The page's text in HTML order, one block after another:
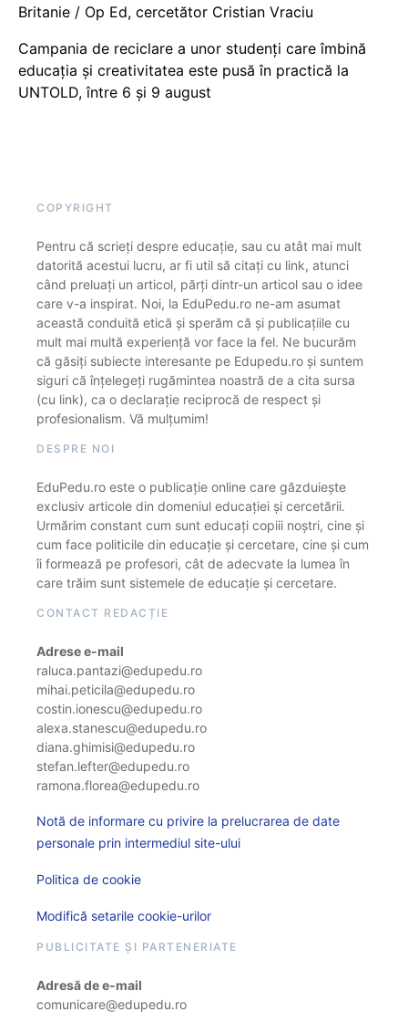
Britanie / Op Ed, cercetător Cristian Vraciu
Campania de reciclare a unor studenți care îmbină
educația și creativitatea este pusă în practică la
UNTOLD, între 6 și 9 august
COPYRIGHT
Pentru că scrieți despre educație, sau cu atât mai mult
datorită acestui lucru, ar fi util să citați cu link, atunci
când preluați un articol, părți dintr-un articol sau o idee
care v-a inspirat. Noi, la EduPedu.ro ne-am asumat
această conduită etică și sperăm că și publicațiile cu
mult mai multă experiență vor face la fel. Ne bucurăm
că găsiți subiecte interesante pe Edupedu.ro și suntem
siguri că înțelegeți rugămintea noastră de a cita sursa
(cu link), ca o declarație reciprocă de respect și
profesionalism. Vă mulțumim!
DESPRE NOI
EduPedu.ro este o publicație online care găzduiește
exclusiv articole din domeniul educației și cercetării.
Urmărim constant cum sunt educați copiii noștri, cine și
cum face politicile din educație și cercetare, cine și cum
îi formează pe profesori, cât de adecvate la lumea în
care trăim sunt sistemele de educație și cercetare.
CONTACT REDACȚIE
Adrese e-mail
raluca.pantazi@edupedu.ro
mihai.peticila@edupedu.ro
costin.ionescu@edupedu.ro
alexa.stanescu@edupedu.ro
diana.ghimisi@edupedu.ro
stefan.lefter@edupedu.ro
ramona.florea@edupedu.ro
Notă de informare cu privire la prelucrarea de date
personale prin intermediul site-ului
Politica de cookie
Modifică setarile cookie-urilor
PUBLICITATE ȘI PARTENERIATE
Adresă de e-mail
comunicare@edupedu.ro